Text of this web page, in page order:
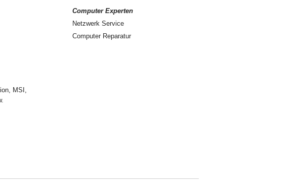
MSI,
Computer Experten
Netzwerk Service
Computer Reparatur